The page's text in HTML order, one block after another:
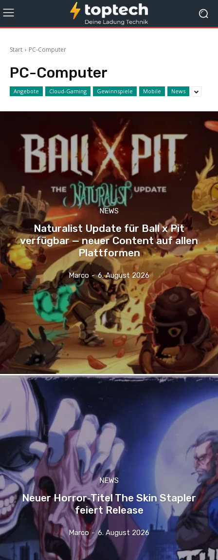
Start PC-Computer
PC-Computer
Angebote Cloud-Gaming Gewinnspiele Mobile News
NEWS
Naturalist Update für Ball x Pit
verfügbar — neuer Content auf allen
Plattformen
Marco - 6. August 2026
NEWS
Neuer Horror‑Titel The Skin Stapler
feiert Release
Marco - 6. August 2026